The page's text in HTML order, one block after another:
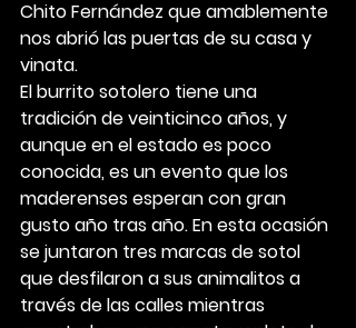
Chito Fernández que amablemente
nos abrió las puertas de su casa y
vinata.
El burrito sotolero tiene una
tradición de veinticinco años, y
aunque en el estado es poco
conocida, es un evento que los
maderenses esperan con gran
gusto año tras año. En esta ocasión
se juntaron tres marcas de sotol
que desfilaron a sus animalitos a
través de las calles mientras